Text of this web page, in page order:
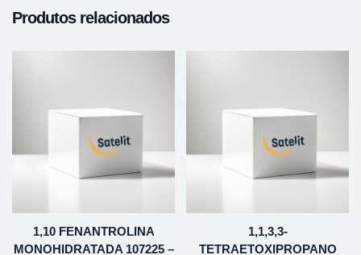
Produtos relacionados
1,10 FENANTROLINA
MONOHIDRATADA 107225 –
1,1,3,3-
TETRAETOXIPROPANO